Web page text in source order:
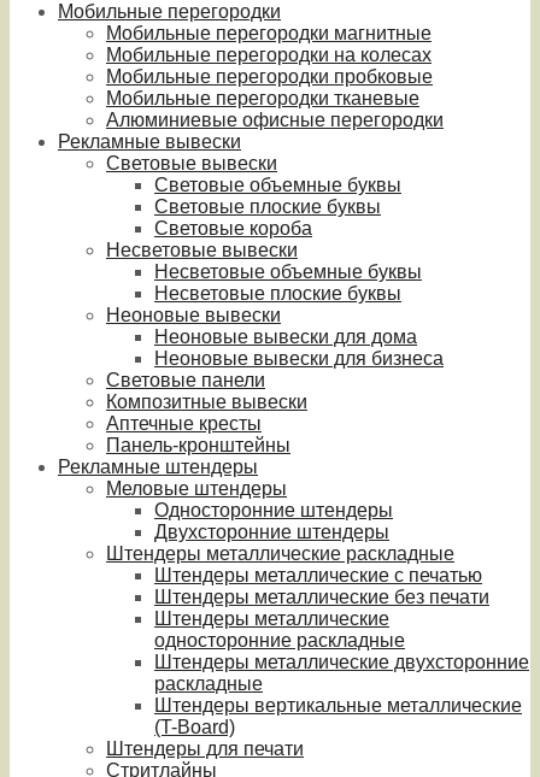
Мобильные перегородки
Мобильные перегородки магнитные
Мобильные перегородки на колесах
Мобильные перегородки пробковые
Мобильные перегородки тканевые
Алюминиевые офисные перегородки
Рекламные вывески
Световые вывески
Световые объемные буквы
Световые плоские буквы
Световые короба
Несветовые вывески
Несветовые объемные буквы
Несветовые плоские буквы
Неоновые вывески
Неоновые вывески для дома
Неоновые вывески для бизнеса
Световые панели
Композитные вывески
Аптечные кресты
Панель-кронштейны
Рекламные штендеры
Меловые штендеры
Односторонние штендеры
Двухсторонние штендеры
Штендеры металлические раскладные
Штендеры металлические с печатью
Штендеры металлические без печати
Штендеры металлические
односторонние раскладные
Штендеры металлические двухсторонние
раскладные
Штендеры вертикальные металлические
(T-Board)
Штендеры для печати
Стритлайны